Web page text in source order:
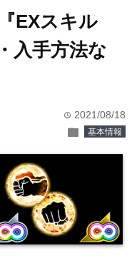
EXスキル
入手方法な
time 2021/08/18
folder 基本情報